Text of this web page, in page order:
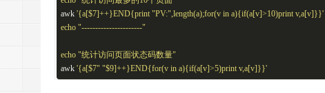
awk '{a[$7]++}END{print "PV:",length(a);for(v in a){if(a[v]>10)print v,a[v]}}'
echo "----------------------"
echo "统计访问页面状态码数量"
awk '{a[$7" "$9]++}END{for(v in a){if(a[v]>5)print v,a[v]}}'